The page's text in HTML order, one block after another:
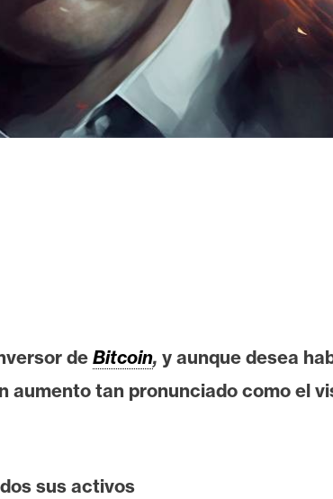
deBitcoin, y aunque desea
aumento tan pronunciado como el
sus activos